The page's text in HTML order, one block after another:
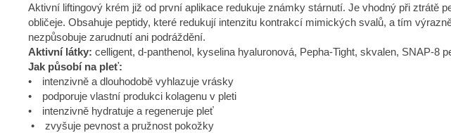
Aktivní liftingový krém již od první aplikace redukuje známky stárnutí. Je vhodný při ztrátě
obličeje. Obsahuje peptidy, které redukují intenzitu kontrakcí mimických svalů, a tím
nezpůsobuje zarudnutí ani podráždění.
Aktivní látky: celligent, d-panthenol, kyselina hyaluronová, Pepha-Tight, skvalen, SNAP-8
Jak působí na pleť:
• intenzivně a dlouhodobě vyhlazuje vrásky
• podporuje vlastní produkci kolagenu v pleti
• intenzivně hydratuje a regeneruje pleť
• zvyšuje pevnost a pružnost pokožky